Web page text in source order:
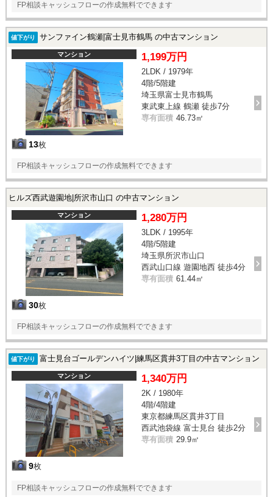
FP相談キャッシュフローの作成無料でできます
値下がり サンファイン鶴瀬|富士見市鶴馬 の中古マンション
マンション
13枚
1,199万円
2LDK / 1979年
4階/5階建
埼玉県富士見市鶴馬
東武東上線 鶴瀬 徒歩7分
専有面積 46.73㎡
FP相談キャッシュフローの作成無料でできます
ヒルズ西武遊園地|所沢市山口 の中古マンション
マンション
30枚
1,280万円
3LDK / 1995年
4階/5階建
埼玉県所沢市山口
西武山口線 遊園地西 徒歩4分
専有面積 61.44㎡
FP相談キャッシュフローの作成無料でできます
値下がり 富士見台ゴールデンハイツ|練馬区貫井3丁目の中古マンション
マンション
9枚
1,340万円
2K / 1980年
4階/4階建
東京都練馬区貫井3丁目
西武池袋線 富士見台 徒歩2分
専有面積 29.9㎡
FP相談キャッシュフローの作成無料でできます